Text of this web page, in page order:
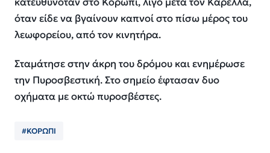
όταν είδε να βγαίνουν καπνοί στο πίσω μέρος του
λεωφορείου, από τον κινητήρα.
Σταμάτησε στην άκρη του δρόμου και ενημέρωσε
την Πυροσβεστική. Στο σημείο έφτασαν δυο
οχήματα με οκτώ πυροσβέστες.
#ΚΟΡΩΠΙ